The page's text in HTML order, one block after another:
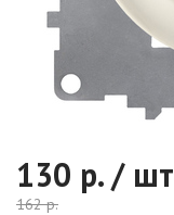
130 р. / шт
162р.